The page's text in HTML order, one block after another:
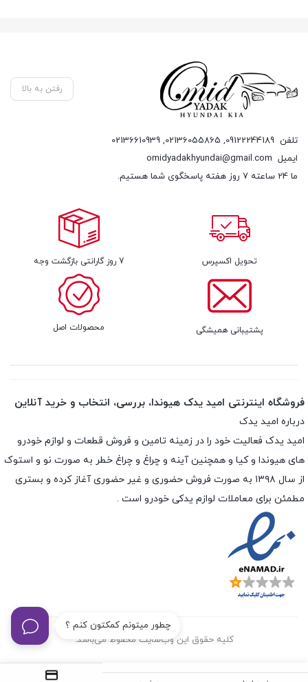
چطور میتونم کمکتون کنم ؟
رفتن به بالا
تلفن 09122244189
,
02136055865
,
02136610939
ایمیل omidyadakhyundai@gmail.com
ما 24 ساعته 7 روز هفته پاسخگوی شما هستیم.
تحویل اکسپرس 7 روز گارانتی بازگشت وجه
پشتیبانی همیشگی محصولات اصل
فروشگاه اینترنتی امید یدک هیوندا، بررسی، انتخاب و خرید آنلاین
درباره امید یدک
امید یدک فعالیت خود را در زمینه تامین و فروش قطعات و لوازم خودرو
های هیوندا و کیا و همچنین آینه و چراغ و چراغ خطر به صورت نو و استوک
از سال ۱۳۹۸ به صورت فروش حضوری و غیر حضوری آغاز کرده و بستری
مطمئن برای معاملات لوازم یدکی خودرو است .
کلیه حقوق این وب‌سایت محفوظ می‌باشد.